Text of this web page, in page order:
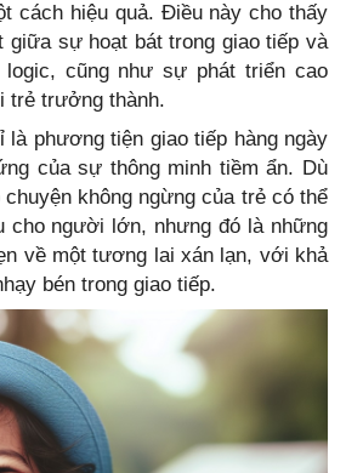
cách hiệu quả. Điều này cho thấy
giữa sự hoạt bát trong giao tiếp và
cũng như sự phát triển cao
trẻ trưởng thành.
là phương tiện giao tiếp hàng ngày
của sự thông minh tiềm ẩn. Dù
không ngừng của trẻ có thể
cho người lớn, nhưng đó là những
về một tương lai xán lạn, với khả
bén trong giao tiếp.